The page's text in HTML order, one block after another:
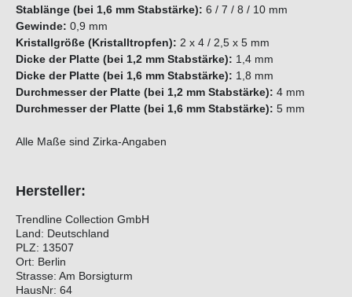
Stablänge (bei 1,6 mm Stabstärke): 6 / 7 / 8 / 10 mm
Gewinde: 0,9 mm
Kristallgröße (Kristalltropfen): 2 x 4 / 2,5 x 5 mm
Dicke der Platte (bei 1,2 mm Stabstärke): 1,4 mm
Dicke der Platte (bei 1,6 mm Stabstärke): 1,8 mm
Durchmesser der Platte (bei 1,2 mm Stabstärke): 4 mm
Durchmesser der Platte (bei 1,6 mm Stabstärke): 5 mm
Alle Maße sind Zirka-Angaben
Hersteller:
Trendline Collection GmbH
Land: Deutschland
PLZ: 13507
Ort: Berlin
Strasse: Am Borsigturm
HausNr: 64